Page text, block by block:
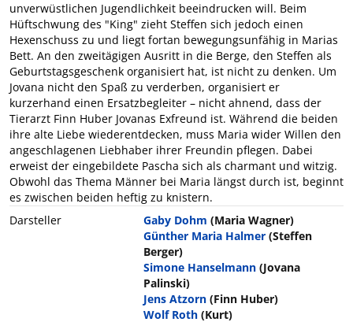
unverwüstlichen Jugendlichkeit beeindrucken will. Beim
Hüftschwung des "King" zieht Steffen sich jedoch einen
Hexenschuss zu und liegt fortan bewegungsunfähig in Marias
Bett. An den zweitägigen Ausritt in die Berge, den Steffen als
Geburtstagsgeschenk organisiert hat, ist nicht zu denken. Um
Jovana nicht den Spaß zu verderben, organisiert er
kurzerhand einen Ersatzbegleiter – nicht ahnend, dass der
Tierarzt Finn Huber Jovanas Exfreund ist. Während die beiden
ihre alte Liebe wiederentdecken, muss Maria wider Willen den
angeschlagenen Liebhaber ihrer Freundin pflegen. Dabei
erweist der eingebildete Pascha sich als charmant und witzig.
Obwohl das Thema Männer bei Maria längst durch ist, beginnt
es zwischen beiden heftig zu knistern.
Darsteller
Gaby Dohm (Maria Wagner)
Günther Maria Halmer (Steffen
Berger)
Simone Hanselmann (Jovana
Palinski)
Jens Atzorn (Finn Huber)
Wolf Roth (Kurt)